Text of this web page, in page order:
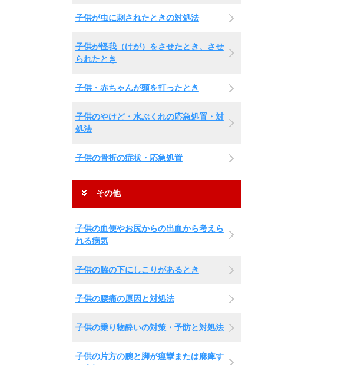
子供が虫に刺されたときの対処法
子供が怪我（けが）をさせたとき、させ
られたとき
子供・赤ちゃんが頭を打ったとき
子供のやけど・水ぶくれの応急処置・対
処法
子供の骨折の症状・応急処置
その他
子供の血便やお尻からの出血から考えら
れる病気
子供の脇の下にしこりがあるとき
子供の腰痛の原因と対処法
子供の乗り物酔いの対策・予防と対処法
子供の片方の腕と脚が痙攣または麻痺す